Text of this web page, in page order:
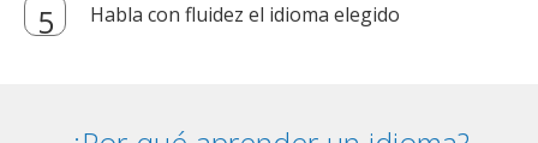
Habla con fluidez el idioma elegido